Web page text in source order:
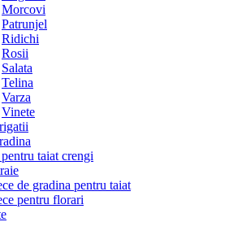
Morcovi
Patrunjel
Ridichi
Rosii
Salata
Telina
Varza
Vinete
taiat crengi
de gradina pentru taiat
pentru florari